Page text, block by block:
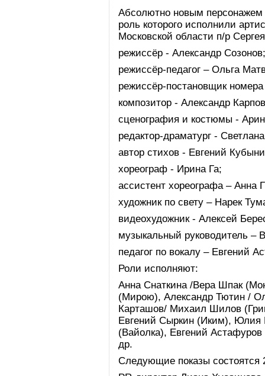
Абсолютно новым персонажем
роль которого исполнили
Московской области п/р
режиссёр - Александр
режиссёр-педагог – Ольга
режиссёр-постановщик
композитор - Александр
сценография и костюмы -
редактор-драматург -
автор стихов - Евгений
хореограф - Ирина Га;
ассистент хореографа – Анна
художник по свету – Нарек
видеохудожник - Алексей
музыкальный руководитель –
педагог по вокалу – Евгений
Роли исполняют:
Анна Снаткина /Вера Шпак
(Мирою), Александр Тютин /
Карташов/ Михаил Шилов
Евгений Сыркин (Иким), Юлия
(Вайолка), Евгений
др.
Следующие показы состоятся